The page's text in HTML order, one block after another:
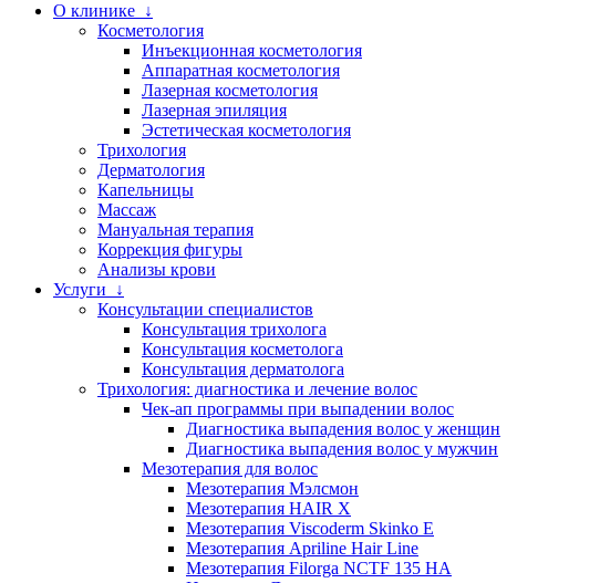
О клинике ↓
Косметология
Инъекционная косметология
Аппаратная косметология
Лазерная косметология
Лазерная эпиляция
Эстетическая косметология
Трихология
Дерматология
Капельницы
Массаж
Мануальная терапия
Коррекция фигуры
Анализы крови
Услуги ↓
Консультации специалистов
Консультация трихолога
Консультация косметолога
Консультация дерматолога
Трихология: диагностика и лечение волос
Чек-ап программы при выпадении волос
Диагностика выпадения волос у женщин
Диагностика выпадения волос у мужчин
Мезотерапия для волос
Мезотерапия Мэлсмон
Мезотерапия HAIR X
Мезотерапия Viscoderm Skinko E
Мезотерапия Apriline Hair Line
Мезотерапия Filorga NCTF 135 HA